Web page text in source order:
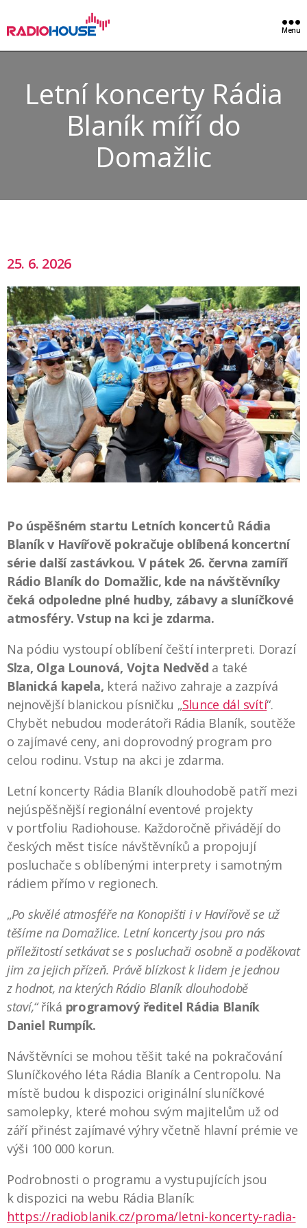
Menu
Letní koncerty Rádia
Blaník míří do
Domažlic
25. 6. 2026
Po úspěšném startu Letních koncertů Rádia
Blaník v Havířově pokračuje oblíbená koncertní
série další zastávkou. V pátek 26. června zamíří
Rádio Blaník do Domažlic, kde na návštěvníky
čeká odpoledne plné hudby, zábavy a sluníčkové
atmosféry. Vstup na kci je zdarma.
Na pódiu vystoupí oblíbení čeští interpreti. Dorazí
Slza, Olga Lounová, Vojta Nedvěd a také
Blanická kapela, která naživo zahraje a zazpívá
nejnovější blanickou písničku „Slunce dál svítí“.
Chybět nebudou moderátoři Rádia Blaník, soutěže
o zajímavé ceny, ani doprovodný program pro
celou rodinu. Vstup na akci je zdarma.
Letní koncerty Rádia Blaník dlouhodobě patří mezi
nejúspěšnější regionální eventové projekty
v portfoliu Radiohouse. Každoročně přivádějí do
českých měst tisíce návštěvníků a propojují
posluchače s oblíbenými interprety i samotným
rádiem přímo v regionech.
„Po skvělé atmosféře na Konopišti i v Havířově se už
těšíme na Domažlice. Letní koncerty jsou pro nás
příležitostí setkávat se s posluchači osobně a poděkovat
jim za jejich přízeň. Právě blízkost k lidem je jednou
z hodnot, na kterých Rádio Blaník dlouhodobě
staví,“říká programový ředitel Rádia Blaník
Daniel Rumpík.
Návštěvníci se mohou těšit také na pokračování
Sluníčkového léta Rádia Blaník a Centropolu. Na
místě budou k dispozici originální sluníčkové
samolepky, které mohou svým majitelům už od
září přinést zajímavé výhry včetně hlavní prémie ve
výši 100 000 korun.
Podrobnosti o programu a vystupujících jsou
k dispozici na webu Rádia Blaník:
https://radioblanik.cz/proma/letni-koncerty-radia-